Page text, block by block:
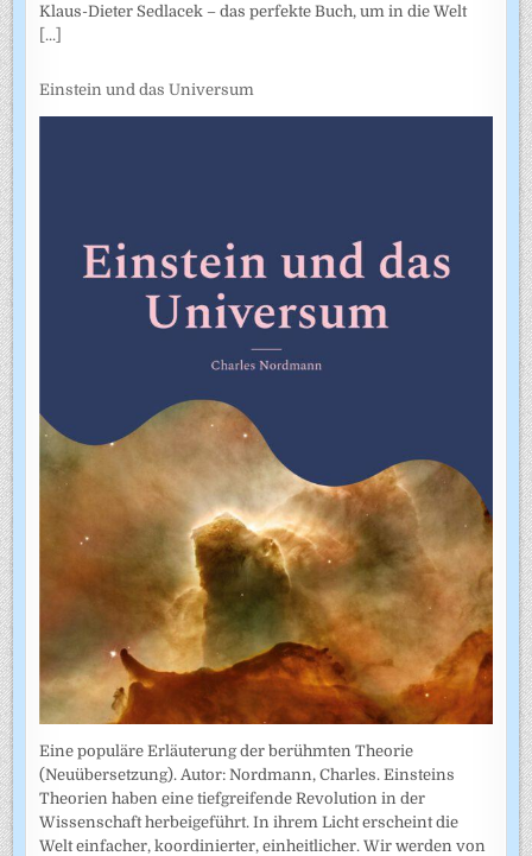
Klaus-Dieter Sedlacek – das perfekte Buch, um in die Welt
[...]
Einstein und das Universum
Eine populäre Erläuterung der berühmten Theorie
(Neuübersetzung). Autor: Nordmann, Charles. Einsteins
Theorien haben eine tiefgreifende Revolution in der
Wissenschaft herbeigeführt. In ihrem Licht erscheint die
Welt einfacher, koordinierter, einheitlicher. Wir werden von